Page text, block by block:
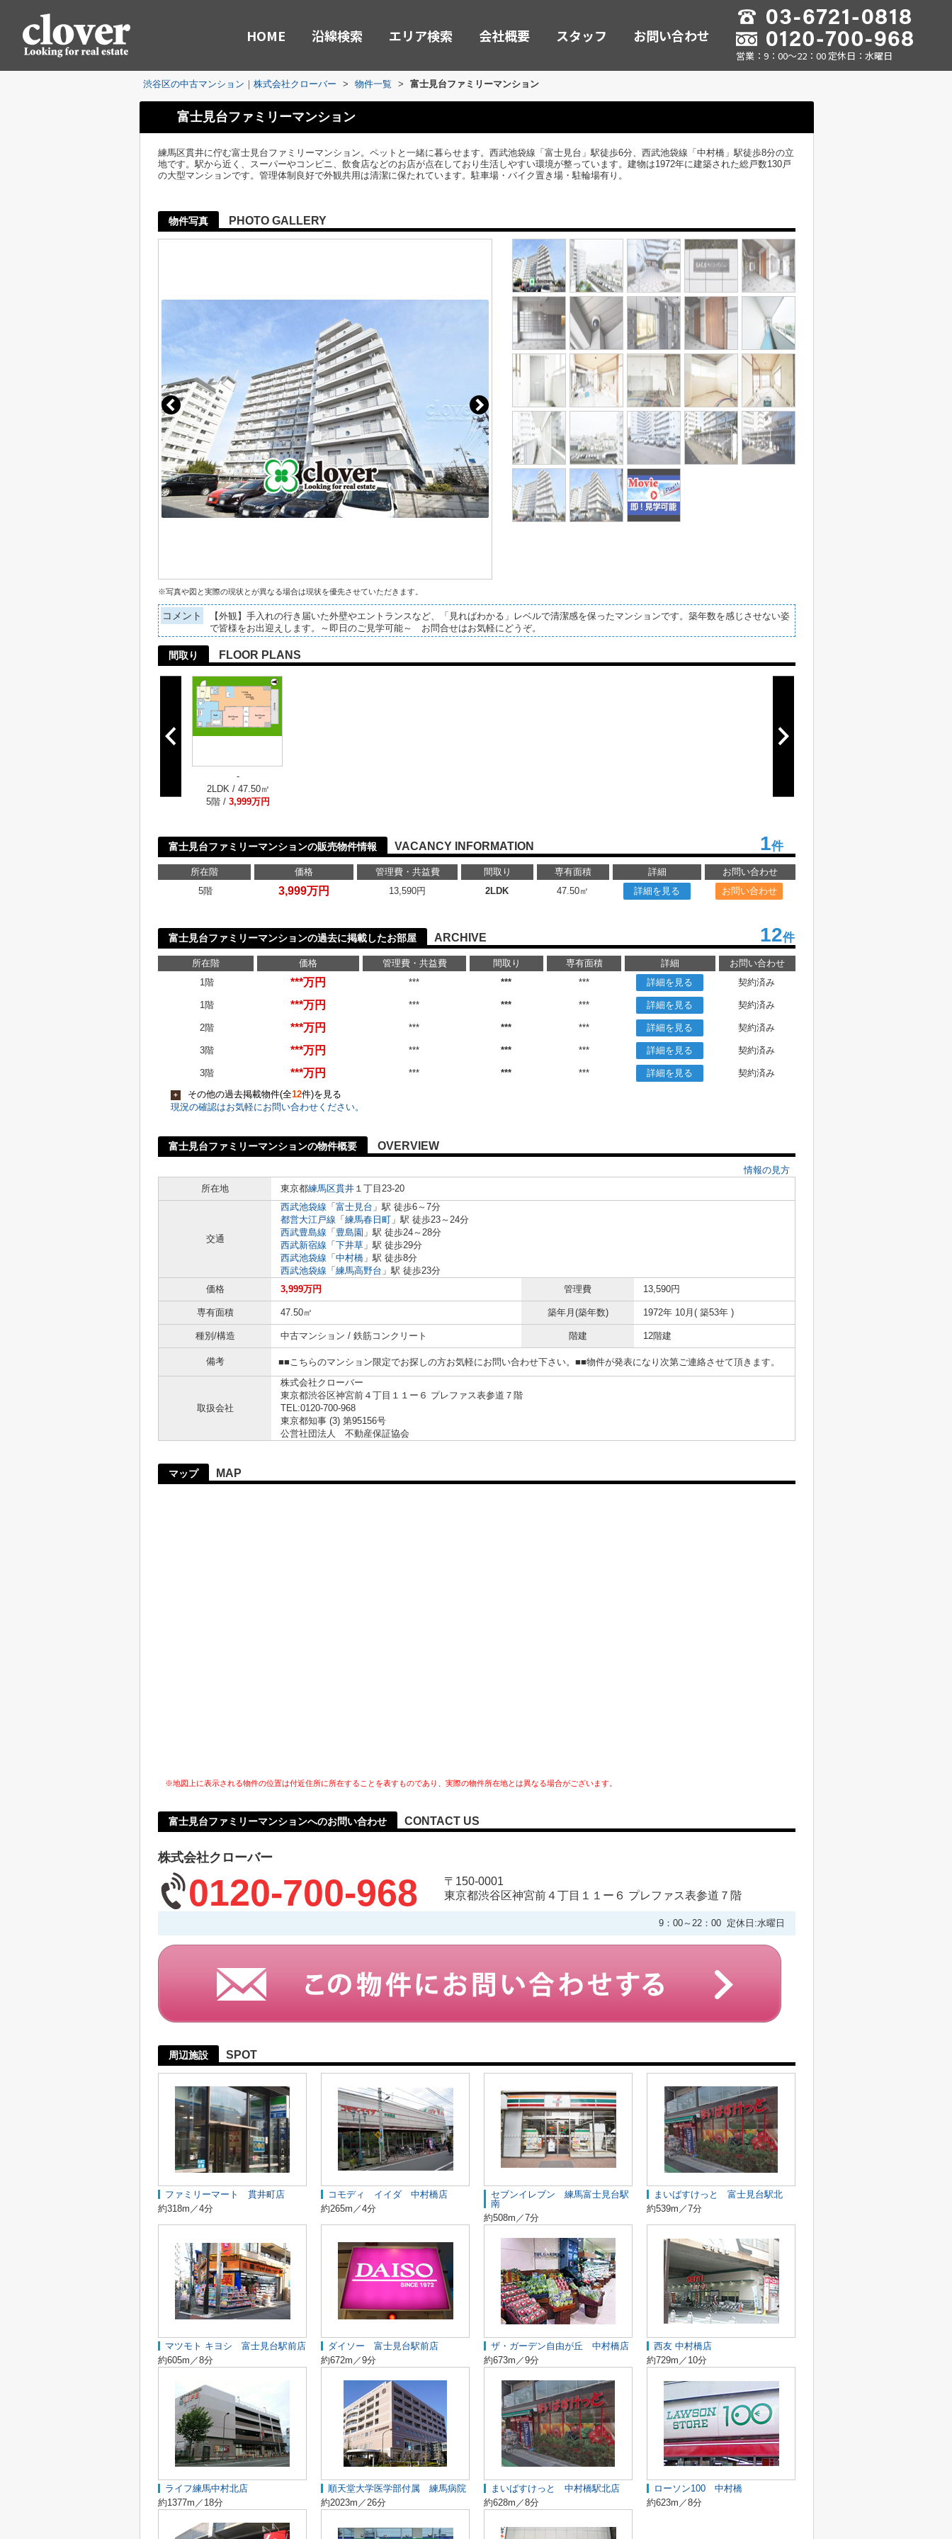
HOME 沿線検索 エリア検索 会社概要 スタッフ お問い合わせ
営業：9：00～22：00 定休日：水曜日
渋谷区の中古マンション｜株式会社クローバー > 物件一覧 > 富士見台ファミリーマンション
富士見台ファミリーマンション
練馬区貫井に佇む富士見台ファミリーマンション。ペットと一緒に暮らせます。西武池袋線「富士見台」駅徒歩6分、西武池袋線「中村橋」駅徒歩8分の立
地です。駅から近く、スーパーやコンビニ、飲食店などのお店が点在しており生活しやすい環境が整っています。建物は1972年に建築された総戸数130戸
の大型マンションです。管理体制良好で外観共用は清潔に保たれています。駐車場・バイク置き場・駐輪場有り。
物件写真 PHOTO GALLERY
※写真や図と実際の現状とが異なる場合は現状を優先させていただきます。
コメント
【外観】手入れの行き届いた外壁やエントランスなど、「見ればわかる」レベルで清潔感を保ったマンションです。築年数を感じさせない姿
で皆様をお出迎えします。～即日のご見学可能～ お問合せはお気軽にどうぞ。
間取り FLOOR PLANS
-
2LDK / 47.50㎡
5階 / 3,999万円
富士見台ファミリーマンションの販売物件情報 VACANCY INFORMATION 1件
所在階 価格 管理費・共益費 間取り 専有面積 詳細
お問い合わせ
5階
3,999万円 13,590円 2LDK 47.50㎡ 詳細を見る お問い合わせ
富士見台ファミリーマンションの過去に掲載したお部屋 ARCHIVE 12件
所在階 価格 管理費・共益費 間取り 専有面積 詳細
お問い合わせ
1階
***万円 *** *** *** 詳細を見る 契約済み
1階 ***万円 *** *** *** 詳細を見る 契約済み
2階 ***万円 *** *** *** 詳細を見る 契約済み
3階 ***万円 *** *** *** 詳細を見る 契約済み
3階 ***万円 *** *** *** 詳細を見る 契約済み
+ その他の過去掲載物件(全12件)を見る
現況の確認はお気軽にお問い合わせください。
富士見台ファミリーマンションの物件概要 OVERVIEW
情報の見方
所在地
東京都練馬区貫井 １丁目23-20
交通
西武池袋線 「 富士見台 」駅 徒歩6～7分
都営大江戸線 「 練馬春日町 」駅 徒歩23～24分
西武豊島線 「 豊島園 」駅 徒歩24～28分
西武新宿線 「 下井草 」駅 徒歩29分
西武池袋線 「 中村橋 」駅 徒歩8分
西武池袋線 「 練馬高野台 」駅 徒歩23分
価格
3,999万円 管理費 13,590円
専有面積 47.50㎡ 築年月(築年数) 1972年 10月( 築53年 )
種別/構造 中古マンション / 鉄筋コンクリート 階建 12階建
備考 ■■こちらのマンション限定でお探しの方お気軽にお問い合わせ下さい。■■物件が発表になり次第ご連絡させて頂きます。
取扱会社
株式会社クローバー
東京都渋谷区神宮前４丁目１１ー６ プレファス表参道７階
TEL:0120-700-968
東京都知事 (3) 第95156号
公営社団法人 不動産保証協会
マップ MAP
※地図上に表示される物件の位置は付近住所に所在することを表すものであり、実際の物件所在地とは異なる場合がございます。
富士見台ファミリーマンションへのお問い合わせ CONTACT US
株式会社クローバー
0120-700-968
〒150-0001
東京都渋谷区神宮前４丁目１１ー６ プレファス表参道７階
9：00～22：00 定休日:水曜日
周辺施設 SPOT
ファミリーマート 貫井町店
約318m／4分
コモディ イイダ 中村橋店
約265m／4分
セブンイレブン 練馬富士見台駅
南
約508m／7分
まいばすけっと 富士見台駅北
約539m／7分
マツモト キヨシ 富士見台駅前店
約605m／8分
ダイソー 富士見台駅前店
約672m／9分
ザ・ガーデン自由が丘 中村橋店
約673m／9分
西友 中村橋店
約729m／10分
ライフ練馬中村北店
約1377m／18分
順天堂大学医学部付属 練馬病院
約2023m／26分
まいばすけっと 中村橋駅北店
約628m／8分
ローソン100 中村橋
約623m／8分